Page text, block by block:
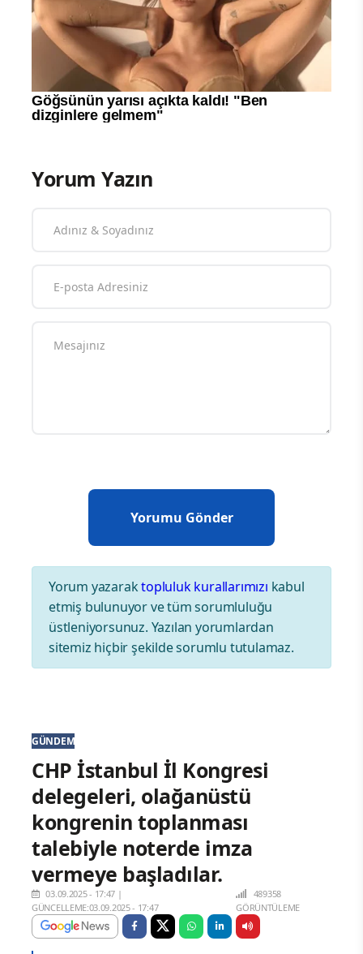
Yorum Yazın
Yorum yazaraktopluluk kurallarımızı kabul
etmiş bulunuyor ve tüm sorumluluğu
üstleniyorsunuz. Yazılan yorumlardan
sitemiz hiçbir şekilde sorumlu tutulamaz.
GÜNDEM
CHP İstanbul İl Kongresi
delegeleri, olağanüstü
kongrenin toplanması
talebiyle noterde imza
vermeye başladılar.
03.09.2025 - 17:47 |
GÜNCELLEME:03.09.2025 - 17:47
489358
GÖRÜNTÜLEME